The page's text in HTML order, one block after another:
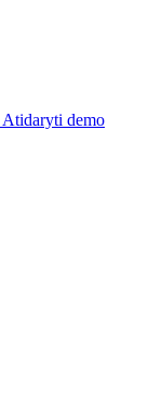
Atidaryti demo